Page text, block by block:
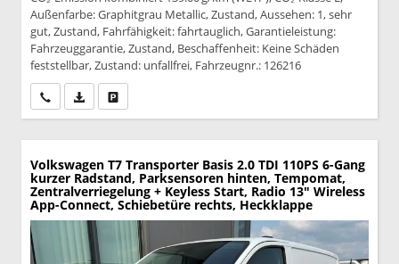
Außenfarbe: Graphitgrau Metallic, Zustand, Aussehen: 1, sehr
gut, Zustand, Fahrfähigkeit: fahrtauglich, Garantieleistung:
Fahrzeuggarantie, Zustand, Beschaffenheit: Keine Schäden
feststellbar, Zustand: unfallfrei, Fahrzeugnr.: 126216
Wir rufen Sie anPDF-Datei, Fahrzeugexposé drucken
Volkswagen T7 Transporter Basis 2.0 TDI 110PS 6-Gang
kurzer Radstand, Parksensoren hinten, Tempomat,
Zentralverriegelung + Keyless Start, Radio 13" Wireless
App-Connect, Schiebetüre rechts, Heckklappe